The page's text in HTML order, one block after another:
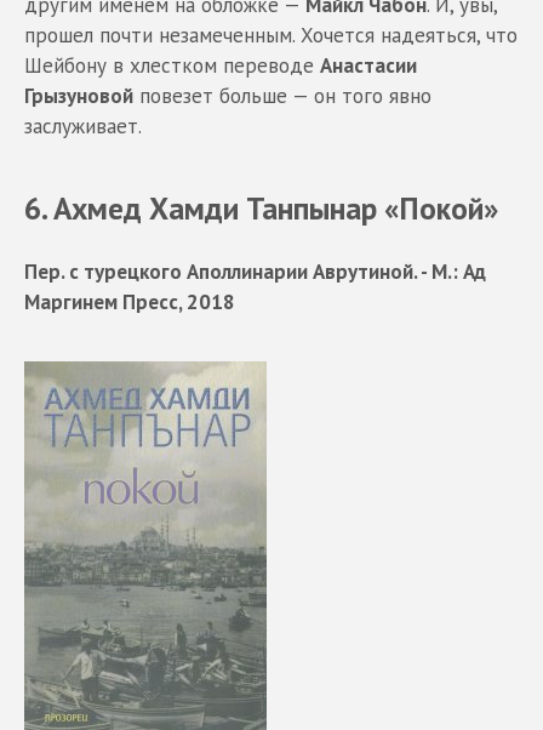
прошел почти незамеченным. Хочется надеяться, что
Шейбону в хлестком переводе Анастасии
Грызуновой повезет больше — он того явно
заслуживает.
6. Ахмед Хамди Танпынар «Покой»
Пер. с турецкого Аполлинарии Аврутиной. - М.: Ад
Маргинем Пресс, 2018